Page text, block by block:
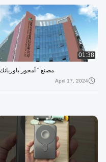
01:38
مصنع " أمجور
April 17, 2024